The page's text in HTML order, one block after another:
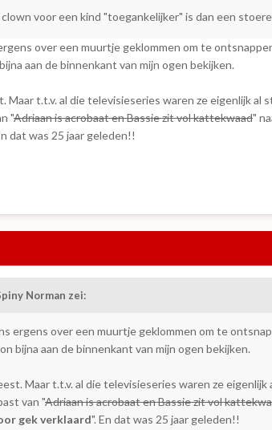
voor een kind "toegankelijker" is dan een
over een muurtje geklommen om te
aan de binnenkant van mijn ogen bekijken.
Maar t.t.v. al die televisieseries waren ze eigenlijk al
"Adriaan is acrobaat en Bassie zit vol kattekwaad"
dat was 25 jaar geleden!!
Norman zei:
ergens over een muurtje geklommen om te
bijna aan de binnenkant van mijn ogen bekijken.
Maar t.t.v. al die televisieseries waren ze
van "Adriaan is acrobaat en Bassie zit vol
gek verklaard". En dat was 25 jaar geleden!!